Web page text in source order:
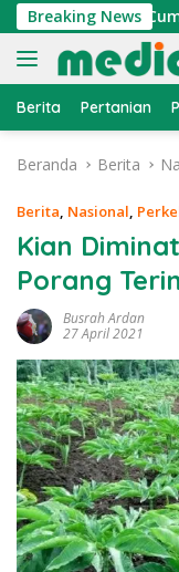
Langsung
ke
konten
Breaking News
Cumi
Berita Pertanian
Beranda Berita
Berita, Nasional,
Kian
Porang
Busrah Ardan
27 April 2021